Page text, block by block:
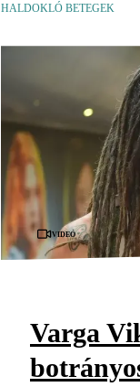
HALDOKLÓ BETEGEK
Videó
Varga